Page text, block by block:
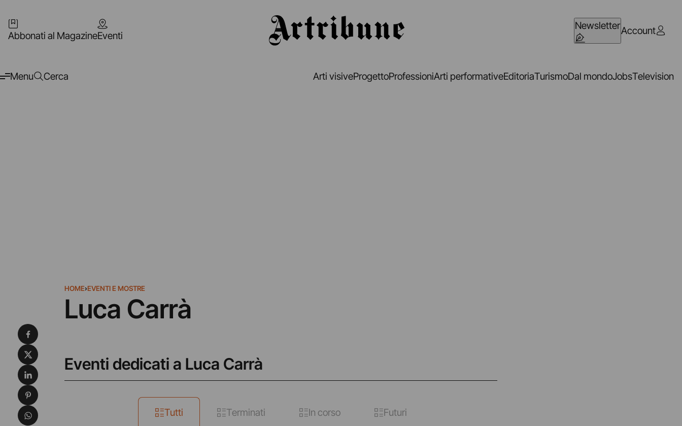
Abbonati al MagazineEventi
NewsletterAccount
Menu Cerca Arti visiveProgettoProfessioniArti performativeEditoriaTurismoDal mondoJobsTelevision
HOME›EVENTI E MOSTRE
Luca Carrà
Eventi dedicati a Luca Carrà
Tutti Terminati In corso Futuri
Condividi su Facebook
Condividi su X
Condividi su LinkedIn
Condividi su Pinterest
Condividi su WhatsApp